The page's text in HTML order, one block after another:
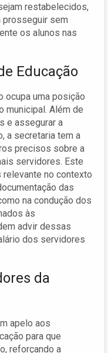
restabelecidos,
prosseguir sem
os alunos nas
Educação
ocupa uma posição
municipal. Além de
e assegurar a
a secretaria tem a
precisos sobre a
servidores. Este
no contexto
das
na condução dos
às
advir dessas
dos servidores
da
apelo aos
para que
reforçando a